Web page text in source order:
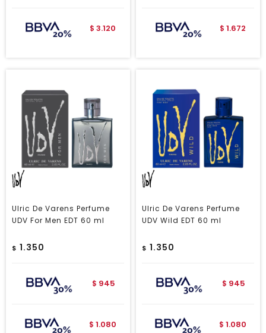
$ 3.120 $ 1.672
Ulric De Varens Perfume
UDV For Men EDT 60 ml
$ 1.350
$ 945
$ 1.080
Ulric De Varens Perfume
UDV Wild EDT 60 ml
$ 1.350
$ 945
$ 1.080